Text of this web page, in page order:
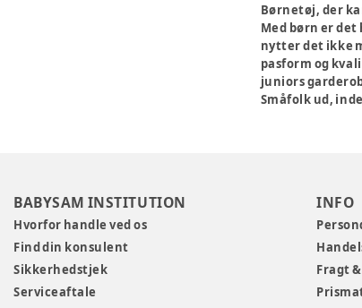
Børnetøj, der
Med børn er
nytter det ikke
pasform og
juniors
Småfolk ud,
BABYSAM INSTITUTION
Hvorfor handle ved os
Find din konsulent
Sikkerhedstjek
Serviceaftale
INFO
Fragt